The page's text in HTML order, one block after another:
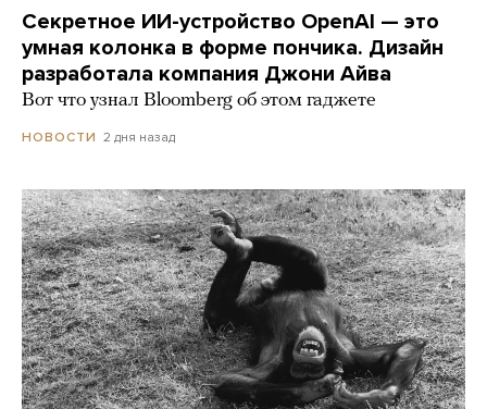
Секретное ИИ-устройство OpenAI — это
умная колонка в форме пончика. Дизайн
разработала компания Джони Айва
Вот что узнал Bloomberg об этом гаджете
НОВОСТИ 2 дня назад